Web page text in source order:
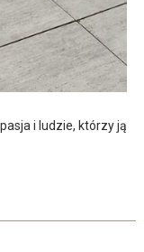
i ludzie, którzy ją